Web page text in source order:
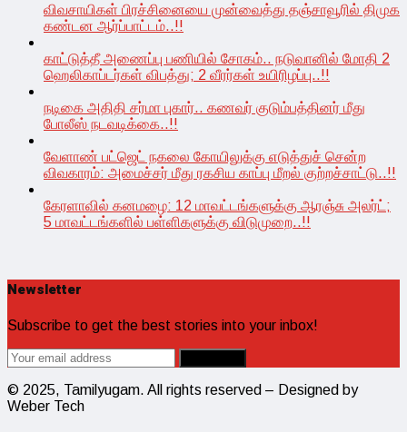
விவசாயிகள் பிரச்சினையை முன்வைத்து தஞ்சாவூரில் திமுக
கண்டன ஆர்ப்பாட்டம்..!!
காட்டுத்தீ அணைப்பு பணியில் சோகம்.. நடுவானில் மோதி 2
ஹெலிகாப்டர்கள் விபத்து; 2 வீரர்கள் உயிரிழப்பு..!!
நடிகை அதிதி சர்மா புகார்.. கணவர் குடும்பத்தினர் மீது
போலீஸ் நடவடிக்கை..!!
வேளாண் பட்ஜெட் நகலை கோயிலுக்கு எடுத்துச் சென்ற
விவகாரம்: அமைச்சர் மீது ரகசிய காப்பு மீறல் குற்றச்சாட்டு..!!
கேரளாவில் கனமழை: 12 மாவட்டங்களுக்கு ஆரஞ்சு அலர்ட்;
5 மாவட்டங்களில் பள்ளிகளுக்கு விடுமுறை..!!
Newsletter
Subscribe to get the best stories into your inbox!
© 2025, Tamilyugam. All rights reserved – Designed by
Weber Tech